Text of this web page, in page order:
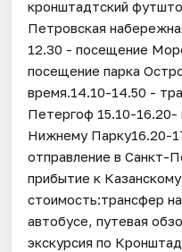
кронштадтский
Петровская
12.30 - посещение
посещение парка
время.14.10-14.50 -
Петергоф 15.10-16.20-
Нижнему Парку16.20-
отправление в Санкт-
прибытие к
стоимость:трансфер
автобусе, путевая
экскурсия по